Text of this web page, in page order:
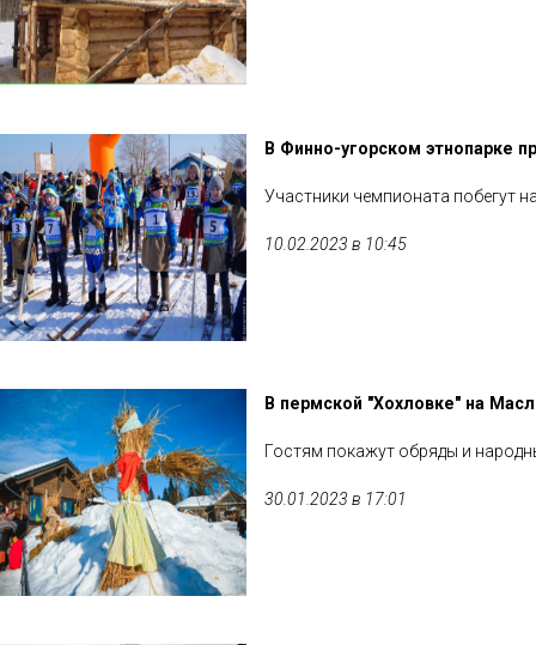
В Финно-угорском этнопарке
Участники чемпионата побегут
10.02.2023 в 10:45
В пермской "Хохловке" на
Гостям покажут обряды и
30.01.2023 в 17:01